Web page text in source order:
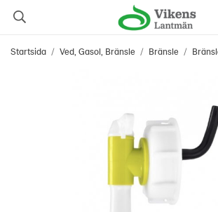
Startsida / Ved, Gasol, Bränsle / Bränsle /